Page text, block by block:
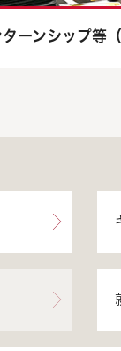
ーンシップ等